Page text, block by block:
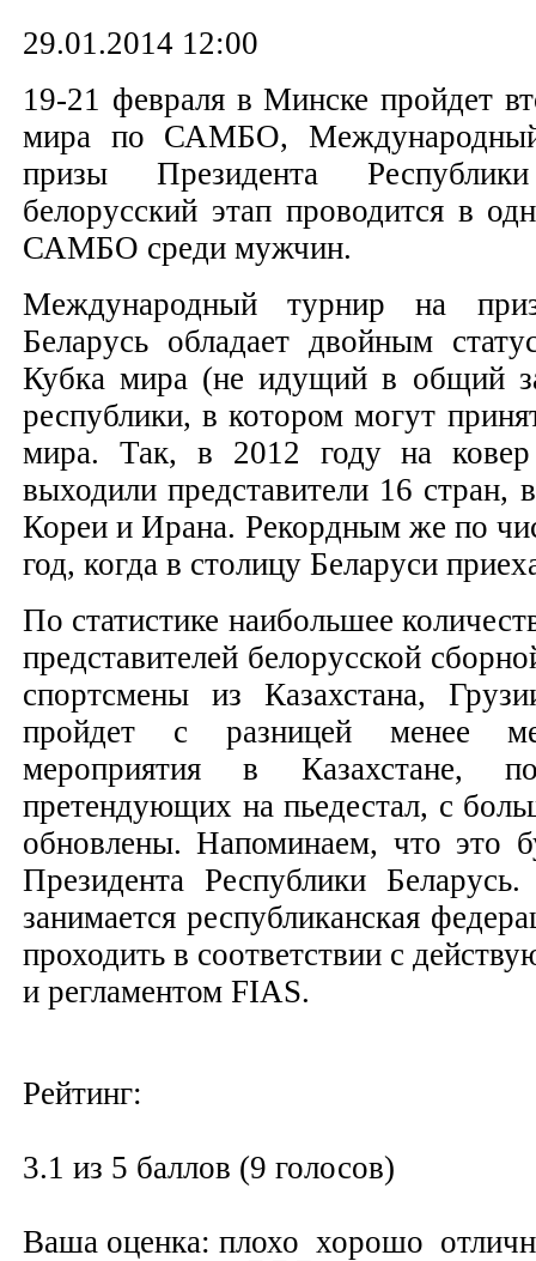
29.01.2014 12:00
19-21 февраля в Минске пройдет
мира по САМБО,
призы Президента
белорусский этап проводится в
САМБО среди мужчин.
Международный турнир на
Беларусь обладает двойным
Кубка мира (не идущий в общий
республики, в котором могут
мира. Так, в 2012 году на
выходили представители 16
Кореи и Ирана. Рекордным же по
год, когда в столицу Беларуси
По статистике наибольшее
представителей белорусской
спортсмены из Казахстана,
пройдет с разницей менее
мероприятия в Казахстане,
претендующих на пьедестал, с
обновлены. Напоминаем, что это
Президента Республики
занимается республиканская
проходить в соответствии с
и регламентом FIAS.
Рейтинг:
3.1 из 5 баллов (9 голосов)
Ваша оценка: плохо хорошо